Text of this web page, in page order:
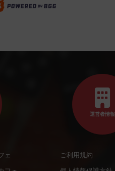
ェ
運営者情報
ご利用規約